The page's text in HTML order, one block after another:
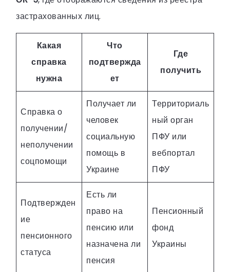
застрахованных лиц.
Какая
справка
нужна
Что
подтвержда
ет
Где
получить
Справка о
получении/
неполучении
соцпомощи
Получает ли
человек
социальную
помощь в
Украине
Территориаль
ный орган
ПФУ или
вебпортал
ПФУ
Подтвержден
ие
пенсионного
статуса
Есть ли
право на
пенсию или
назначена ли
пенсия
Пенсионный
фонд
Украины